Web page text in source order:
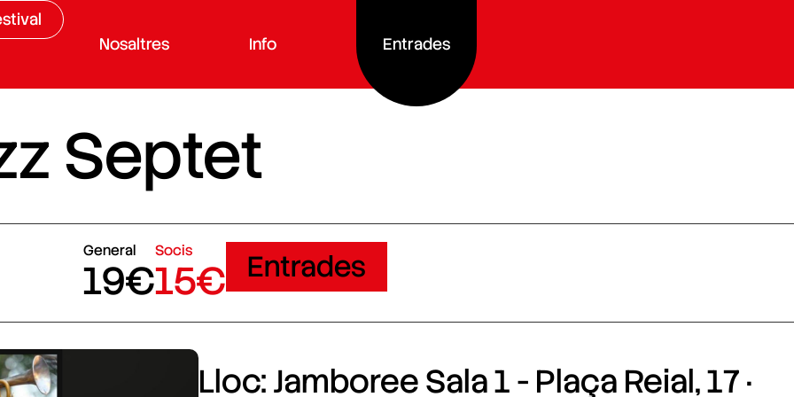
Nosaltres
Info Entrades
Septet
General
19€
Socis
15€ Entrades
Lloc: Jamboree Sala 1 - Plaça Reial, 17 ·